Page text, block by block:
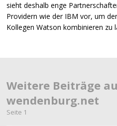
sieht deshalb enge
Providern wie der IBM vor, um
Kollegen Watson kombinieren zu
Weitere Beiträge
wendenburg.net
Seite 1